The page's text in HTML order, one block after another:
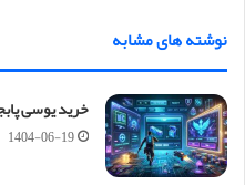
نوشته های مشابه
خرید یوسی
1404-06-19